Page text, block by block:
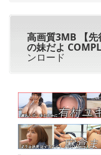
高画質3MB 【先
の妹だよ
ンロード